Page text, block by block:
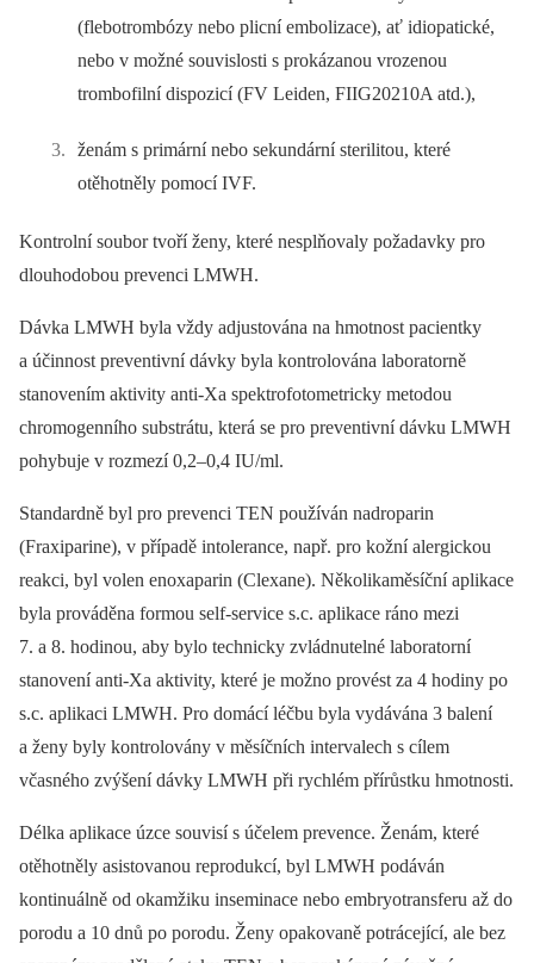
(flebotrombózy nebo plicní embolizace), ať idiopatické,
nebo v možné souvislosti s prokázanou vrozenou
trombofilní dispozicí (FV Leiden, FIIG20210A atd.),
ženám s primární nebo sekundární sterilitou, které
otěhotněly pomocí IVF.
Kontrolní soubor tvoří ženy, které nesplňovaly požadavky pro
dlouhodobou prevenci LMWH.
Dávka LMWH byla vždy adjustována na hmotnost pacientky
a účinnost preventivní dávky byla kontrolována laboratorně
stanovením aktivity anti-Xa spektrofotometricky metodou
chromogenního substrátu, která se pro preventivní dávku LMWH
pohybuje v rozmezí 0,2–0,4 IU/ml.
Standardně byl pro prevenci TEN používán nadroparin
(Fraxiparine), v případě intolerance, např. pro kožní alergickou
reakci, byl volen enoxaparin (Clexane). Několikaměsíční aplikace
byla prováděna formou self-service s.c. aplikace ráno mezi
7. a 8. hodinou, aby bylo technicky zvládnutelné laboratorní
stanovení anti-Xa aktivity, které je možno provést za 4 hodiny po
s.c. aplikaci LMWH. Pro domácí léčbu byla vydávána 3 balení
a ženy byly kontrolovány v měsíčních intervalech s cílem
včasného zvýšení dávky LMWH při rychlém přírůstku hmotnosti.
Délka aplikace úzce souvisí s účelem prevence. Ženám, které
otěhotněly asistovanou reprodukcí, byl LMWH podáván
kontinuálně od okamžiku inseminace nebo embryotransferu až do
porodu a 10 dnů po porodu. Ženy opakovaně potrácející, ale bez